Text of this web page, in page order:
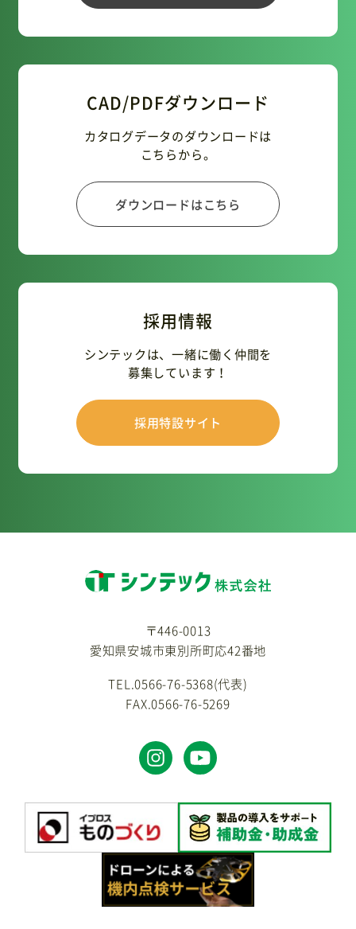
CAD/PDFダウンロード
カタログデータのダウンロードは
こちらから。
ダウンロードはこちら
採用情報
シンテックは、一緒に働く仲間を
募集しています！
採用特設サイト
〒446-0013
愛知県安城市東別所町応42番地
TEL.0566-76-5368(代表)
FAX.0566-76-5269